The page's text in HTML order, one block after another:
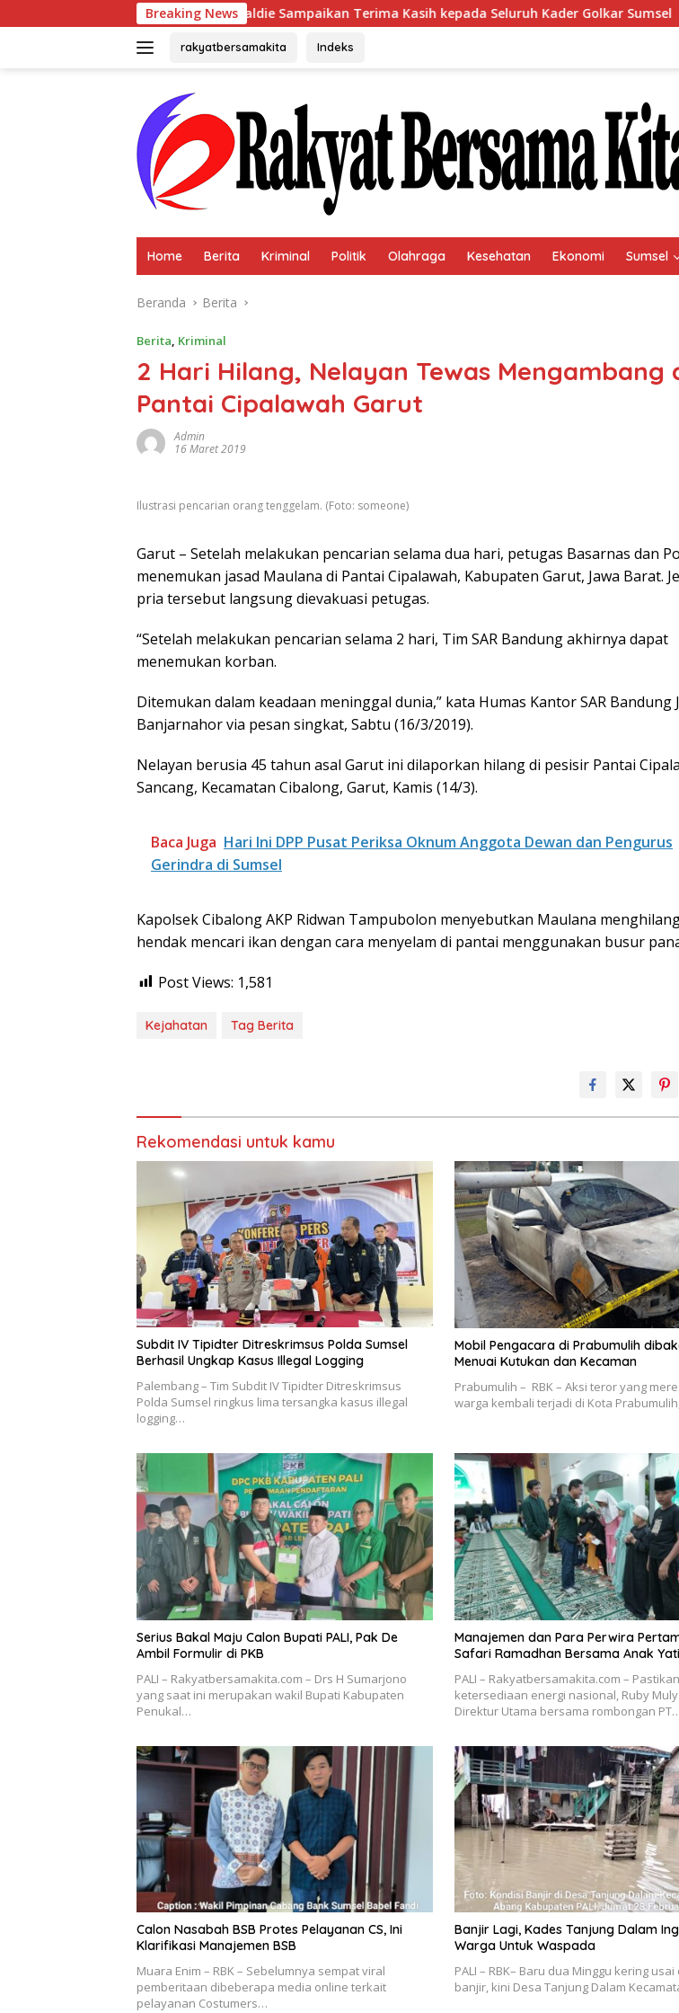
ke
Breaking News
Aklamasi, Andie Dinialdie Sampaikan Terima Kasih kepada Seluruh Kader Golkar Sumsel
rakyatbersamakita Indeks
Home Berita Kriminal Politik Olahraga Kesehatan Ekonomi Sumsel
Beranda Berita
Berita, Kriminal
2 Hari Hilang, Nelayan Tewas Mengambang
Pantai Cipalawah Garut
Admin
16 Maret 2019
Ilustrasi pencarian orang tenggelam. (Foto: someone)
Garut – Setelah melakukan pencarian selama dua hari, petugas Basarnas dan
menemukan jasad Maulana di Pantai Cipalawah, Kabupaten Garut, Jawa Barat.
pria tersebut langsung dievakuasi petugas.
“Setelah melakukan pencarian selama 2 hari, Tim SAR Bandung akhirnya dapat
menemukan korban.
Ditemukan dalam keadaan meninggal dunia,” kata Humas Kantor SAR Bandung
Banjarnahor via pesan singkat, Sabtu (16/3/2019).
Nelayan berusia 45 tahun asal Garut ini dilaporkan hilang di pesisir Pantai
Sancang, Kecamatan Cibalong, Garut, Kamis (14/3).
Baca Juga Hari Ini DPP Pusat Periksa Oknum Anggota Dewan dan Pengurus
Gerindra di Sumsel
Kapolsek Cibalong AKP Ridwan Tampubolon menyebutkan Maulana
hendak mencari ikan dengan cara menyelam di pantai menggunakan busur
Post Views: 1,581
Kejahatan Tag Berita
Rekomendasi untuk kamu
Subdit IV Tipidter Ditreskrimsus Polda Sumsel
Berhasil Ungkap Kasus Illegal Logging
Palembang – Tim Subdit IV Tipidter Ditreskrimsus
Polda Sumsel ringkus lima tersangka kasus illegal
logging…
Mobil Pengacara di Prabumulih
Menuai Kutukan dan Kecaman
Prabumulih – RBK – Aksi teror yang
warga kembali terjadi di Kota
Serius Bakal Maju Calon Bupati PALI, Pak De
Ambil Formulir di PKB
PALI – Rakyatbersamakita.com – Drs H Sumarjono
yang saat ini merupakan wakil Bupati Kabupaten
Penukal…
Manajemen dan Para Perwira
Safari Ramadhan Bersama Anak
PALI – Rakyatbersamakita.com – Pastikan
ketersediaan energi nasional, Ruby
Direktur Utama bersama rombongan
Calon Nasabah BSB Protes Pelayanan CS, Ini
Klarifikasi Manajemen BSB
Muara Enim – RBK – Sebelumnya sempat viral
pemberitaan dibeberapa media online terkait
pelayanan Costumers…
Banjir Lagi, Kades Tanjung Dalam
Warga Untuk Waspada
PALI – RBK– Baru dua Minggu kering
banjir, kini Desa Tanjung Dalam